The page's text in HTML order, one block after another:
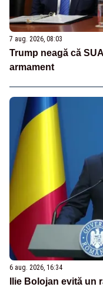
7 aug. 2026, 08:03
Trump neagă că
armament
6 aug. 2026, 16:34
Ilie Bolojan evită un